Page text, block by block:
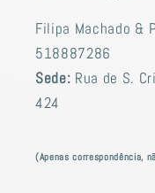
Filipa Machado &
518887286
Sede: Rua de S.
424
(Apenas correspondência,